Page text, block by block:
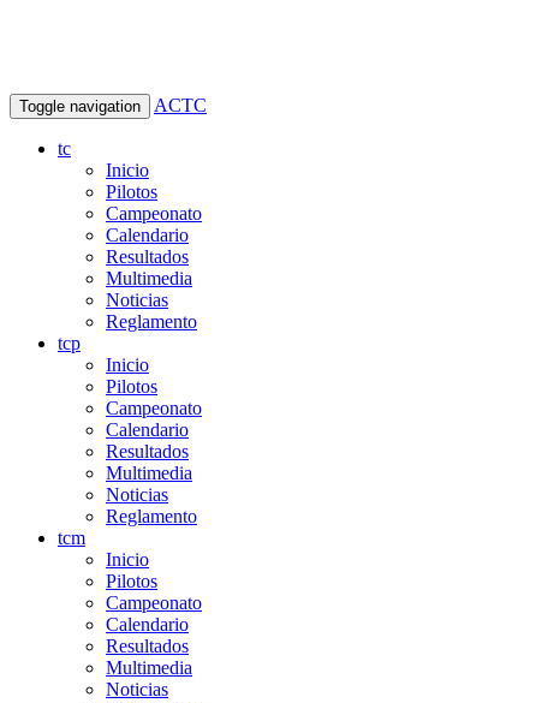
Toggle navigation ACTC
tc
Inicio
Pilotos
Campeonato
Calendario
Resultados
Multimedia
Noticias
Reglamento
tcp
Inicio
Pilotos
Campeonato
Calendario
Resultados
Multimedia
Noticias
Reglamento
tcm
Inicio
Pilotos
Campeonato
Calendario
Resultados
Multimedia
Noticias